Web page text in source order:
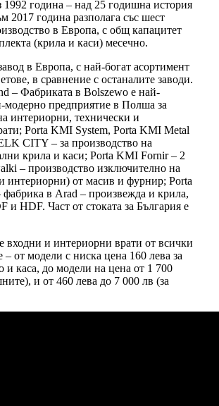
1992 година – над 25 годишна история
2017 година разполага със шест
в Европа, с общ капацитет
(крила и каси) месечно.
в Европа, с най-богат асортимент
в сравнение с останалите заводи.
– Фабриката в Bolszewo е най-
модерно предприятие в Полша за
интериорни, технически и
Porta KMI System, Porta KMI Metal
CITY – за производство на
крила и каси; Porta KMI Fornir – 2
– производство изключително на
интериорни) от масив и фурнир; Porta
в Arad – произвежда и крила,
и HDF. Част от стоката за България е
входни и интериорни врати от всички
– от модели с ниска цена 160 лева за
и каса, до модели на цена от 1 700
и от 460 лева до 7 000 лв (за